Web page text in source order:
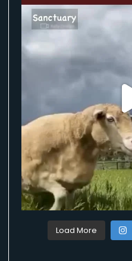
Load More